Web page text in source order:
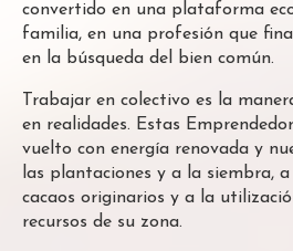
convertido en una plataforma
familia, en una profesión que
en la búsqueda del bien común.
Trabajar en colectivo es la
en realidades. Estas
vuelto con energía renovada y
las plantaciones y a la siembra,
cacaos originarios y a la
recursos de su zona.